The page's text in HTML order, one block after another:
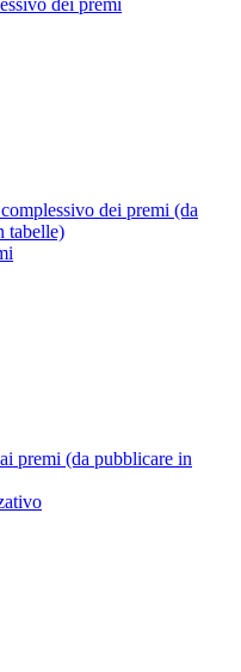
dei premi
dei premi (da
tabelle)
premi (da pubblicare in